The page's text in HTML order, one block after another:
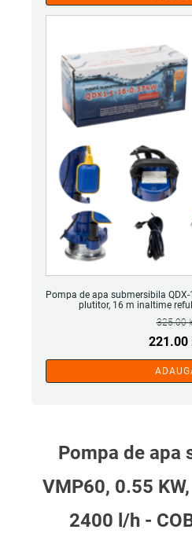
Pompa de apa submersibila
plutitor, 16 m inaltime
325.00
Prețul
inițial
a
221.00
Pompa de apa
VMP60, 0.55
2400 l/h -